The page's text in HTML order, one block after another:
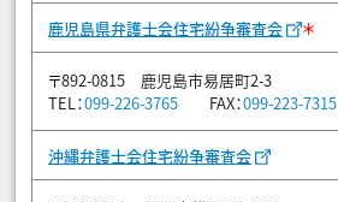
鹿児島県弁護士会住宅紛争審査会 ＊
〒892-0815 鹿児島市易居町2-3
TEL：099-226-3765 FAX：099-223-7315
沖縄弁護士会住宅紛争審査会